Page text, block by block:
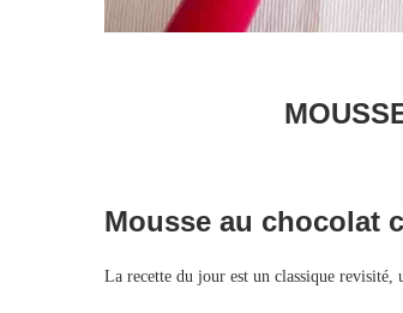
Mousse au chocolat
La recette du jour est un classique revisité,